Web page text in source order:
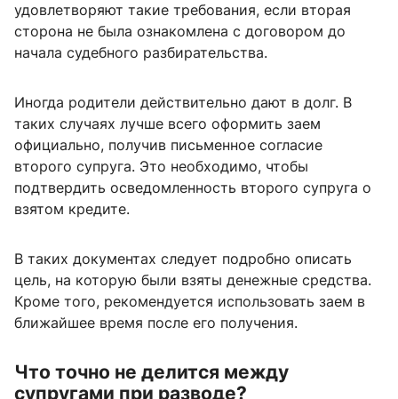
удовлетворяют такие требования, если вторая
сторона не была ознакомлена с договором до
начала судебного разбирательства.
Иногда родители действительно дают в долг. В
таких случаях лучше всего оформить заем
официально, получив письменное согласие
второго супруга. Это необходимо, чтобы
подтвердить осведомленность второго супруга о
взятом кредите.
В таких документах следует подробно описать
цель, на которую были взяты денежные средства.
Кроме того, рекомендуется использовать заем в
ближайшее время после его получения.
Что точно не делится между
супругами при разводе?